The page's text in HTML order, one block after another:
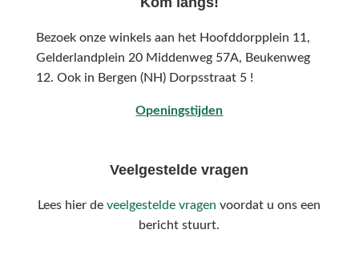
Bezoek onze winkels aan het Hoofddorpplein 11,
Gelderlandplein 20 Middenweg 57A, Beukenweg
12. Ook in Bergen (NH) Dorpsstraat 5 !
Openingstijden
Veelgestelde vragen
Lees hier deveelgestelde vragen voordat u ons een
bericht stuurt.